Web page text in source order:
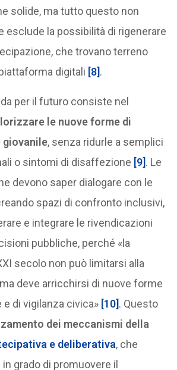
solide, ma tutto questo non
esclude la possibilità di rigenerare
che trovano terreno
digitali [8].
per il futuro consiste nel
le nuove forme di
, senza ridurle a semplici
o sintomi di disaffezione [9]. Le
devono saper dialogare con le
spazi di confronto inclusivi,
e integrare le rivendicazioni
pubbliche, perché «la
secolo non può limitarsi alla
deve arricchirsi di nuove forme
di vigilanza civica» [10]. Questo
dei meccanismi della
e deliberativa, che
grado di promuovere il